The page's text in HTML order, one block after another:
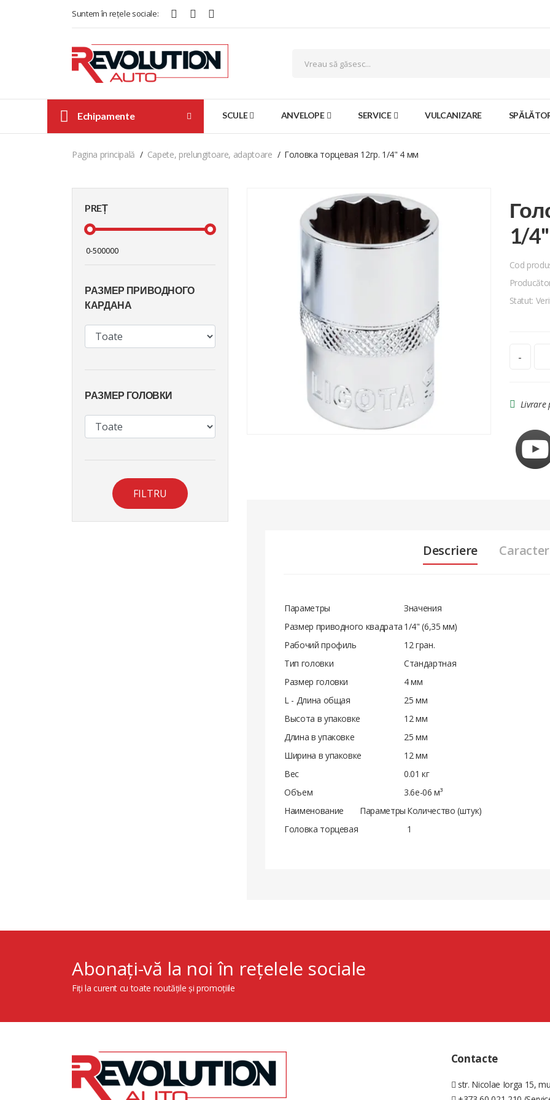
Suntem în rețele sociale:
Echipamente SCULE ANVELOPE SERVICE VULCANIZARE
Pagina principală Capete, prelungitoare, adaptoare Головка торцевая 12гр. 1/4" 4 мм
PREȚ
РАЗМЕР ПРИВОДНОГО
КАРДАНА
РАЗМЕР ГОЛОВКИ
FILTRU
1/
Cod
Statut:
-
Livrare
Descriere
Параметры
Значения
Размер приводного квадрата 1/4" (6,35 мм)
Рабочий профиль
12 гран.
Тип головки
Стандартная
Размер головки
4 мм
L - Длина общая
25 мм
Высота в упаковке
12 мм
Длина в упаковке
25 мм
Ширина в упаковке
12 мм
Вес
0.01 кг
Объем
3.6e-06 м³
Наименование
Параметры Количество (штук)
Головка торцевая
1
Abonați-vă la noi în rețelele sociale
Fiți la curent cu toate noutățile și promoțiile
Contacte
str. Nicolae Iorga 15,